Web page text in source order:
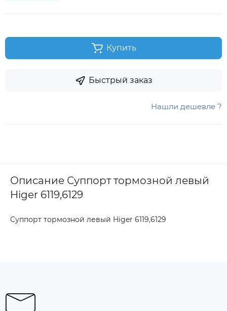
Купить
Быстрый заказ
Нашли дешевле ?
Описание Суппорт тормозной левый
Higer 6119,6129
Суппорт тормозной левый Higer 6119,6129